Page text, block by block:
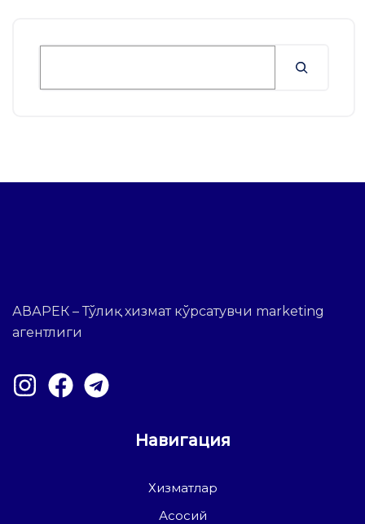
АВАРЕК – Тўлиқ хизмат кўрсатувчи marketing
агентлиги
Навигация
Хизматлар
Асосий